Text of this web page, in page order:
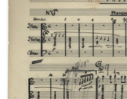
[Φάκελος]
[Φάκελος]
[Φάκελος]
[Φάκελος]
[Φάκελος]
[Φάκελος]
[Φάκελος]